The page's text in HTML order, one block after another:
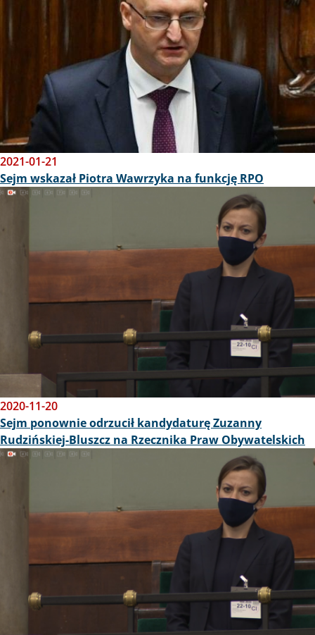
2021-01-21
Sejm wskazał Piotra Wawrzyka na funkcję RPO
Obraz
2020-11-20
Sejm ponownie odrzucił kandydaturę Zuzanny
Rudzińskiej-Bluszcz na Rzecznika Praw Obywatelskich
Obraz